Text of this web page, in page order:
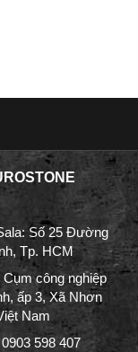
Số 25 Đường
Tp. HCM
công nghiệp
ấp 3, Xã Nhơn
Nam
598 407